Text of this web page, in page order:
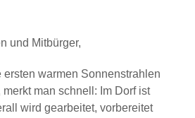
und Mitbürger,
warmen Sonnenstrahlen
man schnell: Im Dorf ist
wird gearbeitet, vorbereitet